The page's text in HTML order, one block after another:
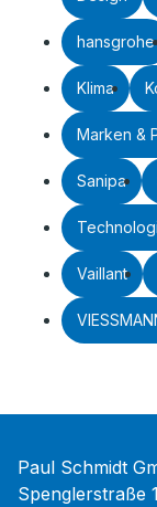
hansgrohe
Klima
Marken &
Sanipa
Vaillant
Paul Schmidt
Spenglerstraße 1